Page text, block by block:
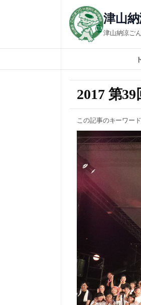
津山
津山納涼ご
2017 第
この記事のキーワード